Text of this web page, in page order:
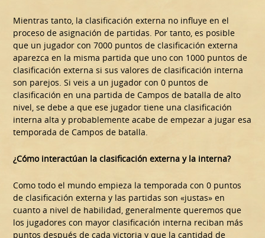
Mientras tanto, la clasificación externa no influye en el
proceso de asignación de partidas. Por tanto, es posible
que un jugador con 7000 puntos de clasificación externa
aparezca en la misma partida que uno con 1000 puntos de
clasificación externa si sus valores de clasificación interna
son parejos. Si veis a un jugador con 0 puntos de
clasificación en una partida de Campos de batalla de alto
nivel, se debe a que ese jugador tiene una clasificación
interna alta y probablemente acabe de empezar a jugar esa
temporada de Campos de batalla.
¿Cómo interactúan la clasificación externa y la interna?
Como todo el mundo empieza la temporada con 0 puntos
de clasificación externa y las partidas son «justas» en
cuanto a nivel de habilidad, generalmente queremos que
los jugadores con mayor clasificación interna reciban más
puntos después de cada victoria y que la cantidad de